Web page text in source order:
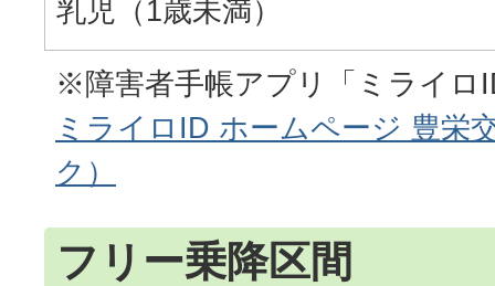
乳児（1歳未満）
※障害者手帳アプリ「ミライロ
ミライロID ホームページ 豊栄
ク）
フリー乗降区間